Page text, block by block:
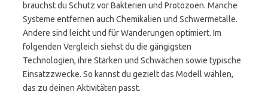
brauchst du Schutz vor Bakterien und Protozoen. Manche
Systeme entfernen auch Chemikalien und Schwermetalle.
Andere sind leicht und für Wanderungen optimiert. Im
folgenden Vergleich siehst du die gängigsten
Technologien, ihre Stärken und Schwächen sowie typische
Einsatzzwecke. So kannst du gezielt das Modell wählen,
das zu deinen Aktivitäten passt.